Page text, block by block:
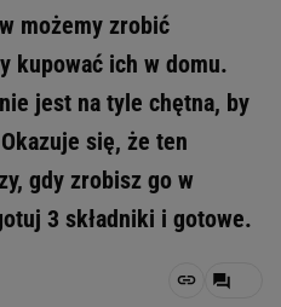
możemy zrobić
kupować ich w domu.
jest na tyle chętna, by
się, że ten
gdy zrobisz go w
3 składniki i gotowe.